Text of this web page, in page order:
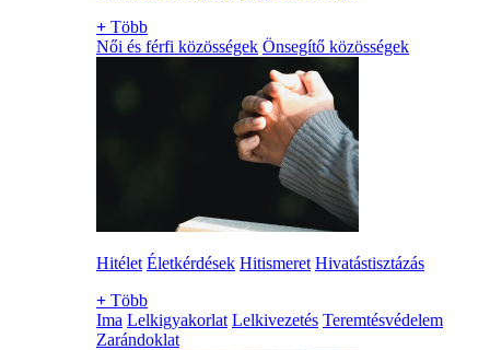
+ Több
Női és férfi közösségek Önsegítő közösségek
Hitélet Életkérdések Hitismeret Hivatástisztázás
+ Több
Ima Lelkigyakorlat Lelkivezetés Teremtésvédelem
Zarándoklat